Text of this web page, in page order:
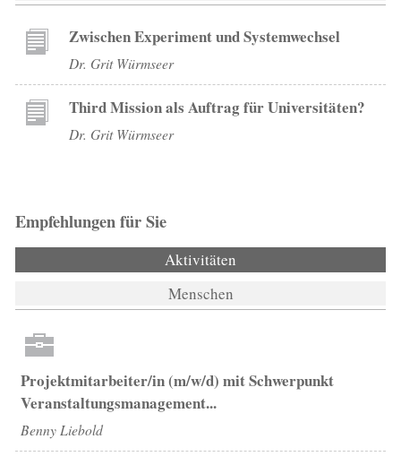
Zwischen Experiment und Systemwechsel
Dr. Grit Würmseer
Third Mission als Auftrag für Universitäten?
Dr. Grit Würmseer
Empfehlungen für Sie
Aktivitäten
Menschen
Projektmitarbeiter/in (m/w/d) mit Schwerpunkt
Veranstaltungsmanagement...
Benny Liebold